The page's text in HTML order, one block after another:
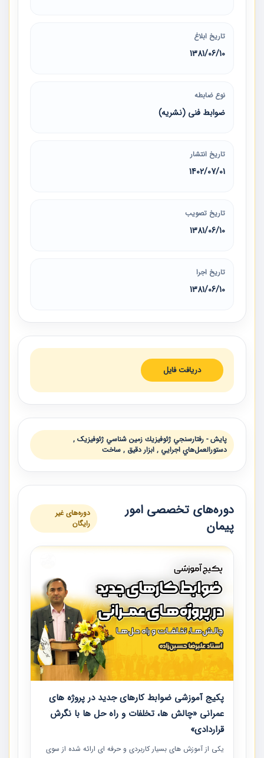
تاریخ ابلاغ
1381/06/10
نوع ضابطه
ضوابط فنی (نشریه)
تاریخ انتشار
1402/07/01
تاریخ تصویب
1381/06/10
تاریخ اجرا
1381/06/10
دریافت فایل
پايش - رفتارسنجي ژئوفيزيك زمين شناسي ژئوفیزیک ,
دستورالعمل‌هاي اجرايي , ابزار دقيق , ساخت
دوره‌های تخصصی امور
پیمان
دوره‌های غیر
رایگان
پکیج آموزشی ضوابط کارهای جدید در پروژه های
عمرانی «چالش ها، تخلفات و راه حل ها با نگرش
قراردادی»
یکی از آموزش‏‏‏‏‏‏ های بسیار کاربردی و حرفه‏ ای ارائه شده از سوی